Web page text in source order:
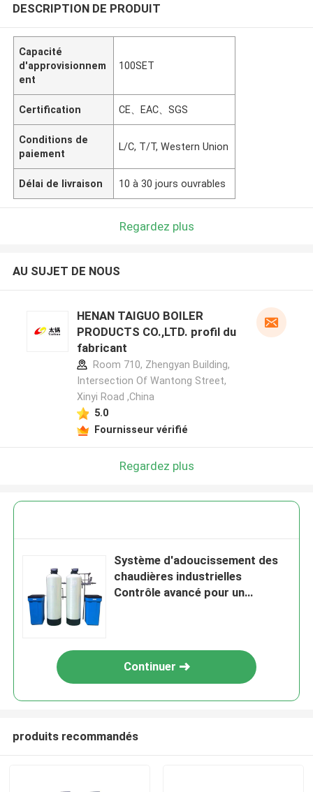
DESCRIPTION DE PRODUIT
Capacité
d'approvisionnem
ent
100SET
Certification CE、EAC、SGS
Conditions de
paiement
L/C, T/T, Western Union
Délai de livraison 10 à 30 jours ouvrables
Regardez plus
AU SUJET DE NOUS
HENAN TAIGUO BOILER
PRODUCTS CO.,LTD. profil du
fabricant
Room 710, Zhengyan Building,
Intersection Of Wantong Street,
Xinyi Road ,China
5.0
Fournisseur vérifié
Regardez plus
Système d'adoucissement des
chaudières industrielles
Contrôle avancé pour un
Continuer
produits recommandés